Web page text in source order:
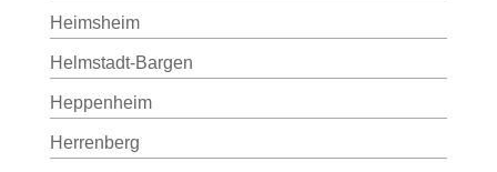
Heimsheim
Helmstadt-Bargen
Heppenheim
Herrenberg